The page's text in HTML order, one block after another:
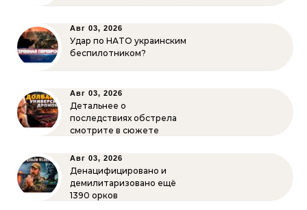
Авг 03, 2026
Удар по НАТО украинским
беспилотником?
Авг 03, 2026
Детальнее о
последствиях обстрела
смотрите в сюжете
Авг 03, 2026
Денацифицировано и
демилитаризовано ещё
1390 орков